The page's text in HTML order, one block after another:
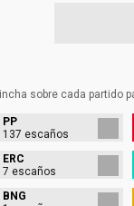
sobre cada partido
PP
137 escaños
ERC
7 escaños
BNG